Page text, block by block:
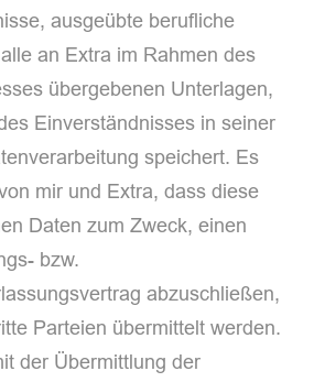
ausgeübte berufliche
an Extra im Rahmen des
übergebenen Unterlagen,
Einverständnisses in seiner
speichert. Es
mir und Extra, dass diese
Daten zum Zweck, einen
bzw.
abzuschließen,
Parteien übermittelt werden.
der Übermittlung der